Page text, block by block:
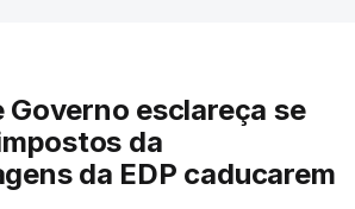
para a conclusão desta
Judiciária.
com a revelação de obras a
propriedade no Alentejo, feitas
Governo esclareça se
da
da EDP caducarem